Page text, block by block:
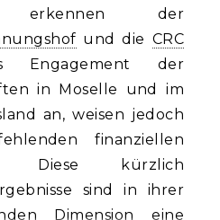
erkennen der
und die CRC
Engagement der
in Moselle und im
an, weisen jedoch
finanziellen
Diese kürzlich
sind in ihrer
Dimension eine